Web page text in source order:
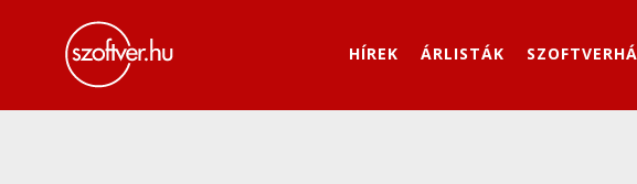
HÍREK ÁRLISTÁK